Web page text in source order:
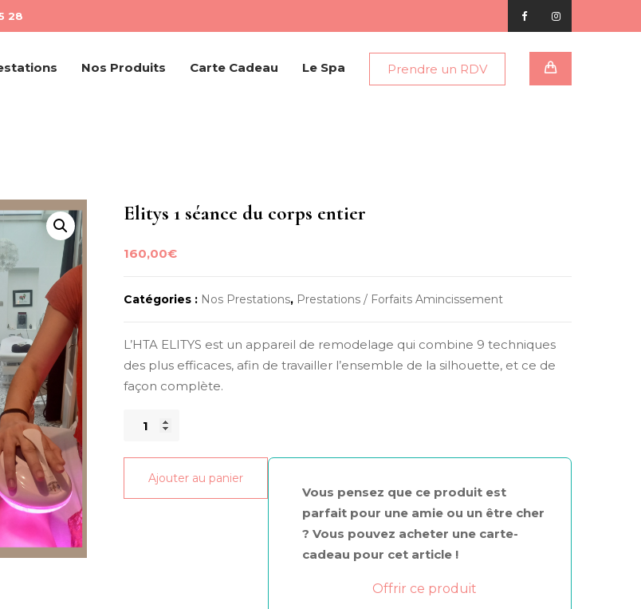
28
Nos Produits Carte Cadeau Le Spa Prendre un RDV
Elitys 1 séance du corps entier
160,00€
Catégories : Nos Prestations, Prestations / Forfaits Amincissement
L’HTA ELITYS est un appareil de remodelage qui combine 9 techniques
des plus efficaces, afin de travailler l’ensemble de la silhouette, et ce de
façon complète.
quantité
Elitys
séance
Ajouter au panier
Vous pensez que ce produit est
parfait pour une amie ou un être cher
? Vous pouvez acheter une carte-
cadeau pour cet article !
Offrir ce produit